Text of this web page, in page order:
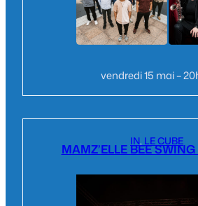
vendredi 15 mai –
IN, LE CUBE
MAMZ’ELLE BEE